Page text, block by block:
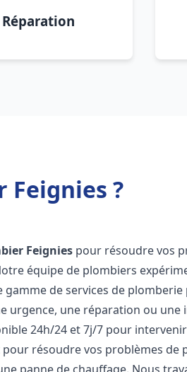
Réparation
Feignies ?
Feignies pour résoudre vos
équipe de plombiers
gamme de services de
urgence, une réparation ou une
24h/24 et 7j/7 pour
résoudre vos problèmes de